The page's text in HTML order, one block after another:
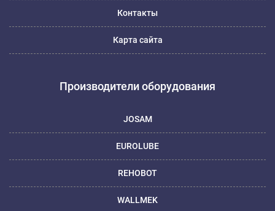
Контакты
Карта сайта
Производители оборудования
JOSAM
EUROLUBE
REHOBOT
WALLMEK